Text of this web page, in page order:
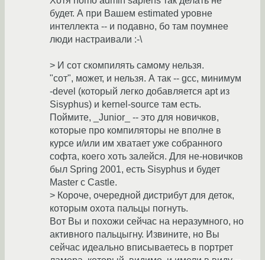
будет. А при Вашем estimated уровне
интеллекта -- и подавно, бо там поумнее
люди настраивали :-\
> И сот скомпилять самому нельзя.
"сот", может, и нельзя. А так -- gcc, минимум
-devel (который легко добавляется apt из
Sisyphus) и kernel-source там есть.
Поймите, _Junior_ -- это для новичков,
которые про компиляторы не вполне в
курсе и/или им хватает уже собранного
софта, коего хоть залейся. Для не-новичков
был Spring 2001, есть Sisyphus и будет
Master с Castle.
> Короче, очередной дистрибут для деток,
которым охота пальцы погнуть.
Вот Вы и похожи сейчас на неразумного, но
активного пальцыгну. Извините, но Вы
сейчас идеально вписываетесь в портрет